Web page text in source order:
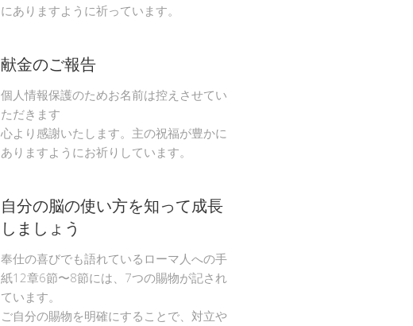
にありますように祈っています。
献金のご報告
個人情報保護のためお名前は控えさせてい
ただきます
心より感謝いたします。主の祝福が豊かに
ありますようにお祈りしています。
自分の脳の使い方を知って成長
しましょう
奉仕の喜びでも語れているローマ人への手
紙12章6節〜8節には、7つの賜物が記され
ています。
ご自分の賜物を明確にすることで、対立や